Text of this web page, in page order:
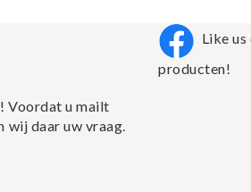
Voordat u mailt
daar uw vraag.
Like
producten!